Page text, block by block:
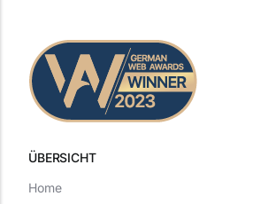
ÜBERSICHT
Home